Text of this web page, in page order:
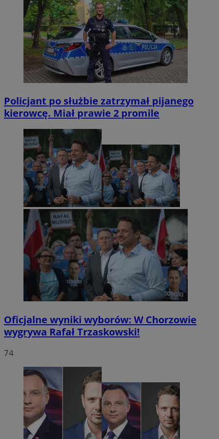
Policjant po służbie zatrzymał pijanego
kierowcę. Miał prawie 2 promile
Oficjalne wyniki wyborów: W Chorzowie
wygrywa Rafał Trzaskowski!
74